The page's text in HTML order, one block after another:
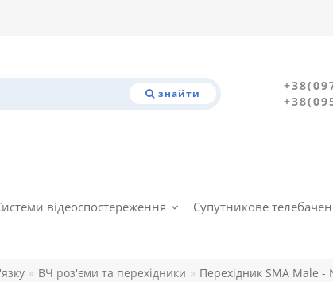
знайти
відеоспостереження Супутникове
ВЧ роз'єми та перехідники Перехідник SMA Male -